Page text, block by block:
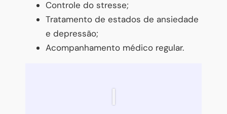
Controle do stresse;
Tratamento de estados de ansiedade
e depressão;
Acompanhamento médico regular.